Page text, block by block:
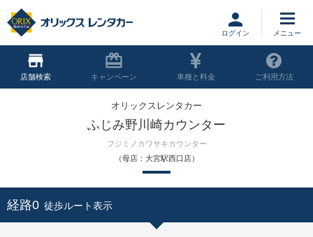
ログイン
店舗 キャンペーン 車種と料金 ご利用方法
オリックスレンタカー
ふじみ野川崎カウンター
フジミノカワサキカウンター
（母店：大宮駅西口店）
経路0 徒歩ルート表示